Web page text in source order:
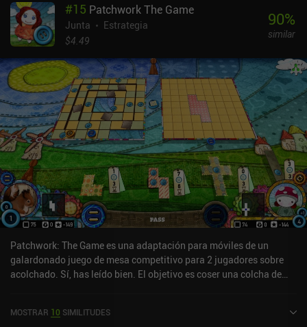
#15 Patchwork The Game
Junta
Estrategia
$4.49
90%
similar
Patchwork: The Game es una adaptación para móviles de un
galardonado juego de mesa competitivo para 2 jugadores sobre
acolchado. Sí, has leído bien. El objetivo es coser una colcha de
jugador tiene su propio campo cuadrado en el que coloca fichas de
MOSTRAR 10 SIMILITUDES